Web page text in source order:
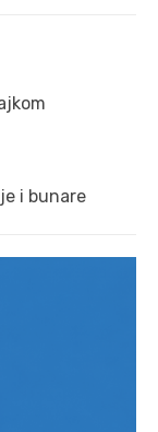
i bunare